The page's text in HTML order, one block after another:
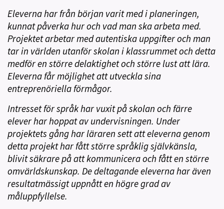
Eleverna har från början varit med i planeringen,
kunnat påverka hur och vad man ska arbeta med.
Projektet arbetar med autentiska uppgifter och man
tar in världen utanför skolan i klassrummet och detta
medför en större delaktighet och större lust att lära.
Eleverna får möjlighet att utveckla sina
entreprenöriella förmågor.
Intresset för språk har vuxit på skolan och färre
elever har hoppat av undervisningen. Under
projektets gång har läraren sett att eleverna genom
detta projekt har fått större språklig självkänsla,
blivit säkrare på att kommunicera och fått en större
omvärldskunskap. De deltagande eleverna har även
resultatmässigt uppnått en högre grad av
måluppfyllelse.